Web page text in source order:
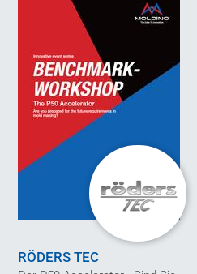
RÖDERS TEC